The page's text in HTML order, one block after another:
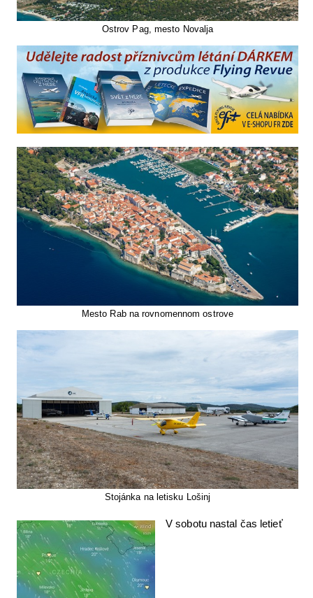
Ostrov Pag, mesto Novalja
Mesto Rab na rovnomennom ostrove
Stojánka na letisku Lošinj
V sobotu nastal čas letieť